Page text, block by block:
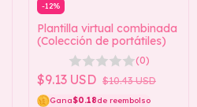
-12%
Plantilla virtual combinada
(Colección de portátiles)
(0)
$9.13 USD $10.43 USD
Gana$0.18de reembolso